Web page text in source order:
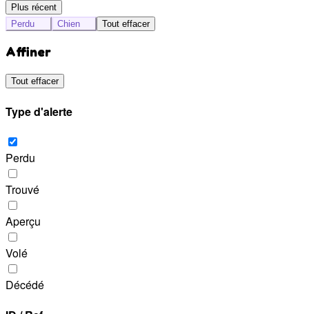
Plus récent
Perdu
Chien Tout effacer
Affiner
Tout effacer
Type d'alerte
Perdu
Trouvé
Aperçu
Volé
Décédé